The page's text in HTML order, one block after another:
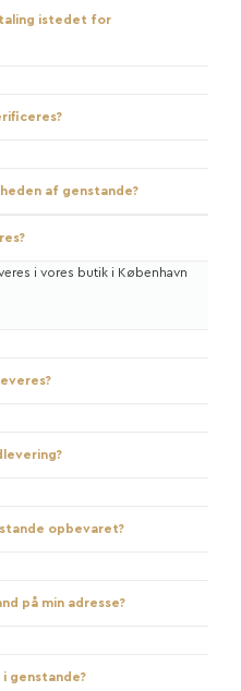
istedet for
af genstande?
i vores butik i København
opbevaret?
på min adresse?
genstande?